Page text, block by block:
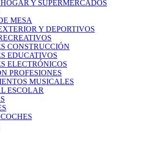
Y SUPERMERCADOS
MESA
Y DEPORTIVOS
CONSTRUCCIÓN
EDUCATIVOS
ELECTRÓNICOS
PROFESIONES
MUSICALES
ESCOLAR